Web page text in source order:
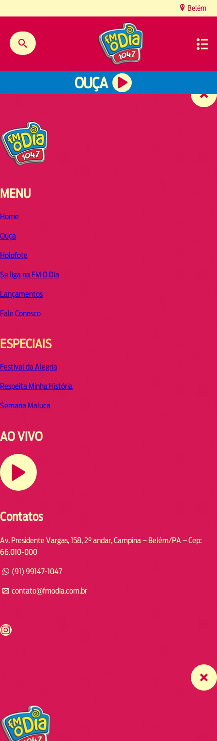
Belém
OUÇA
MENU
Home
Ouça
Holofote
Se liga na FM O Dia
Lançamentos
Fale Conosco
ESPECIAIS
Festival da Alegria
Respeita Minha História
Semana Maluca
AO VIVO
Contatos
Av. Presidente Vargas, 158, 2° andar, Campina – Belém/PA – Cep:
66.010-000
(91) 99147-1047
contato@fmodia.com.br
https://www.instagram.com/fmodia.cabofrio/